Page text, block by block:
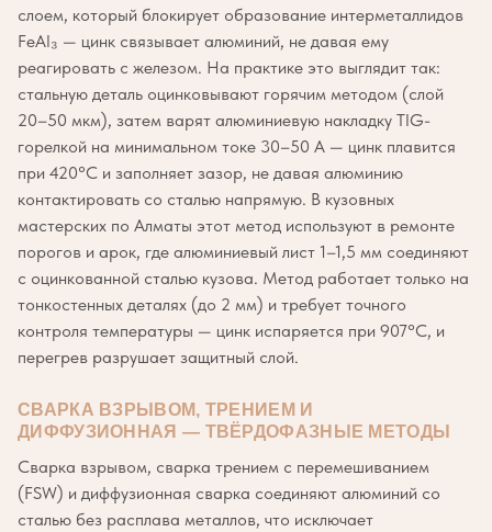
слоем, который блокирует образование интерметаллидов
FeAl₃ — цинк связывает алюминий, не давая ему
реагировать с железом. На практике это выглядит так:
стальную деталь оцинковывают горячим методом (слой
20–50 мкм), затем варят алюминиевую накладку TIG-
горелкой на минимальном токе 30–50 А — цинк плавится
при 420°C и заполняет зазор, не давая алюминию
контактировать со сталью напрямую. В кузовных
мастерских по Алматы этот метод используют в ремонте
порогов и арок, где алюминиевый лист 1–1,5 мм соединяют
с оцинкованной сталью кузова. Метод работает только на
тонкостенных деталях (до 2 мм) и требует точного
контроля температуры — цинк испаряется при 907°C, и
перегрев разрушает защитный слой.
СВАРКА ВЗРЫВОМ, ТРЕНИЕМ И
ДИФФУЗИОННАЯ — ТВЁРДОФАЗНЫЕ МЕТОДЫ
Сварка взрывом, сварка трением с перемешиванием
(FSW) и диффузионная сварка соединяют алюминий со
сталью без расплава металлов, что исключает